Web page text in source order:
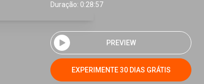
Duração: 0:28:57
PREVIEW
EXPERIMENTE 30 DIAS GRÁTIS